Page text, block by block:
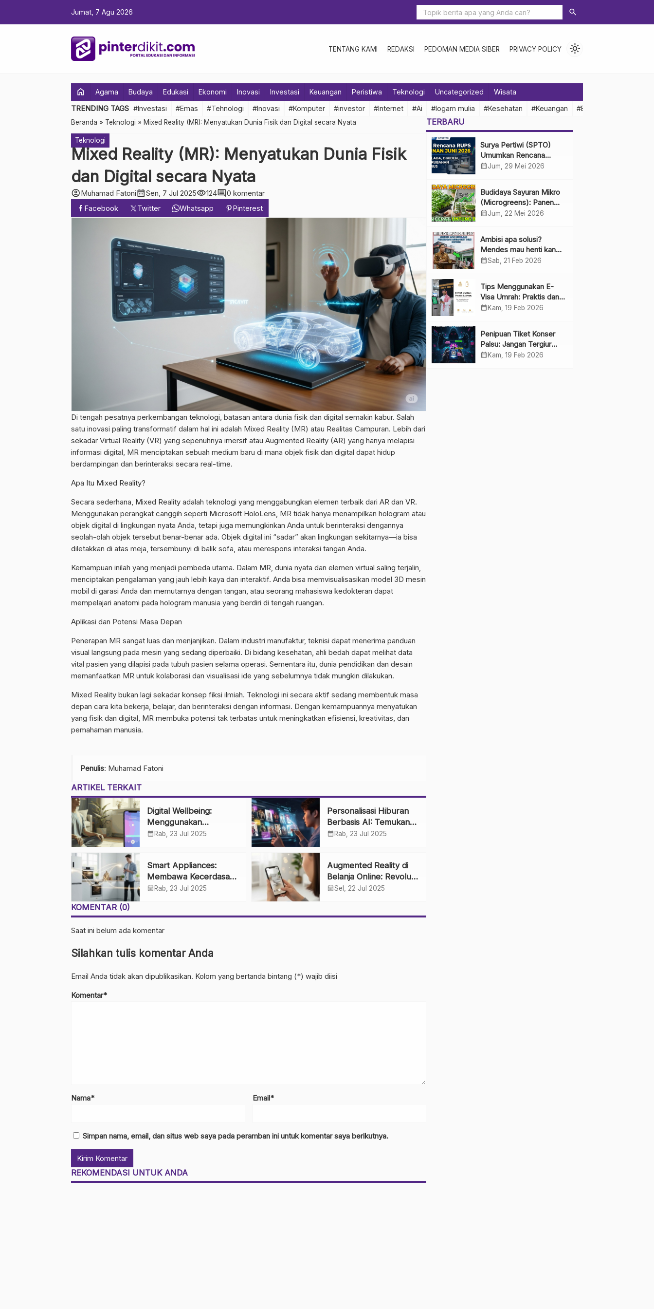
Jumat, 7 Agu 2026 search
TENTANG KAMI REDAKSI PEDOMAN MEDIA SIBER PRIVACY POLICY light_mode
home Agama Budaya Edukasi Ekonomi Inovasi Investasi Keuangan Peristiwa Teknologi Uncategorized Wisata
TRENDING TAGS #Investasi #Emas #Tehnologi #Inovasi #Komputer #investor #Internet #Ai #logam mulia #Kesehatan #Keuangan #Ekonomi Indonesia
Beranda » Teknologi » Mixed Reality (MR): Menyatukan Dunia Fisik dan Digital secara Nyata
Teknologi
Mixed Reality (MR): Menyatukan Dunia Fisik
dan Digital secara Nyata
account_circleMuhamad Fatonicalendar_monthSen, 7 Jul 2025visibility124comment0 komentar
Facebook
Twitter Whatsapp Pinterest
Di tengah pesatnya perkembangan teknologi, batasan antara dunia fisik dan digital semakin kabur. Salah
satu inovasi paling transformatif dalam hal ini adalah Mixed Reality (MR) atau Realitas Campuran. Lebih dari
sekadar Virtual Reality (VR) yang sepenuhnya imersif atau Augmented Reality (AR) yang hanya melapisi
informasi digital, MR menciptakan sebuah medium baru di mana objek fisik dan digital dapat hidup
berdampingan dan berinteraksi secara real-time.
Apa Itu Mixed Reality?
Secara sederhana, Mixed Reality adalah teknologi yang menggabungkan elemen terbaik dari AR dan VR.
Menggunakan perangkat canggih seperti Microsoft HoloLens, MR tidak hanya menampilkan hologram atau
objek digital di lingkungan nyata Anda, tetapi juga memungkinkan Anda untuk berinteraksi dengannya
seolah-olah objek tersebut benar-benar ada. Objek digital ini “sadar” akan lingkungan sekitarnya—ia bisa
diletakkan di atas meja, tersembunyi di balik sofa, atau merespons interaksi tangan Anda.
Kemampuan inilah yang menjadi pembeda utama. Dalam MR, dunia nyata dan elemen virtual saling terjalin,
menciptakan pengalaman yang jauh lebih kaya dan interaktif. Anda bisa memvisualisasikan model 3D mesin
mobil di garasi Anda dan memutarnya dengan tangan, atau seorang mahasiswa kedokteran dapat
mempelajari anatomi pada hologram manusia yang berdiri di tengah ruangan.
Aplikasi dan Potensi Masa Depan
Penerapan MR sangat luas dan menjanjikan. Dalam industri manufaktur, teknisi dapat menerima panduan
visual langsung pada mesin yang sedang diperbaiki. Di bidang kesehatan, ahli bedah dapat melihat data
vital pasien yang dilapisi pada tubuh pasien selama operasi. Sementara itu, dunia pendidikan dan desain
memanfaatkan MR untuk kolaborasi dan visualisasi ide yang sebelumnya tidak mungkin dilakukan.
Mixed Reality bukan lagi sekadar konsep fiksi ilmiah. Teknologi ini secara aktif sedang membentuk masa
depan cara kita bekerja, belajar, dan berinteraksi dengan informasi. Dengan kemampuannya menyatukan
yang fisik dan digital, MR membuka potensi tak terbatas untuk meningkatkan efisiensi, kreativitas, dan
pemahaman manusia.
Penulis: Muhamad Fatoni
ARTIKEL TERKAIT
Digital Wellbeing:
Menggunakan
Teknologi untuk
calendar_month Rab, 23 Jul 2025
Personalisasi Hiburan
Berbasis AI: Temukan
Tontonan dan Musik
calendar_month Rab, 23 Jul 2025
Smart Appliances:
Membawa Kecerdasan
dan Efisiensi ke Dalam
calendar_month Rab, 23 Jul 2025
Augmented Reality di
Belanja Online: Revolusi
Mencoba Produk dari
calendar_monthSel, 22 Jul 2025
KOMENTAR (0)
Saat ini belum ada komentar
Silahkan tulis komentar Anda
Email Anda tidak akan dipublikasikan. Kolom yang bertanda bintang (*) wajib diisi
Komentar*
Nama* Email*
Simpan nama, email, dan situs web saya pada peramban ini untuk komentar saya berikutnya.
REKOMENDASI UNTUK ANDA
TERBARU
Surya Pertiwi (SPTO)
Umumkan Rencana
RUPS Tahunan Juni 2026,
Penguru
calendar_monthJum, 29 Mei 2026
Budidaya Sayuran Mikro
(Microgreens): Panen
Cepat, Untung Besar
calendar_monthJum, 22 Mei 2026
Ambisi apa solusi?
Mendes mau henti kan
penyebaran minimarket
calendar_monthSab, 21 Feb 2026
Tips Menggunakan E-
Visa Umrah: Praktis dan
Cepat
calendar_month Kam, 19 Feb 2026
Penipuan Tiket Konser
Palsu: Jangan Tergiur
Penjualan di Media Sosial
calendar_month Kam, 19 Feb 2026